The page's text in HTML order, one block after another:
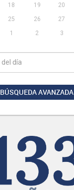
18 19 20
25 26 27
1 2 3
BÚSQUEDA AVANZADA